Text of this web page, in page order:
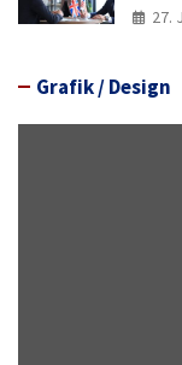
27.
Grafik / Design